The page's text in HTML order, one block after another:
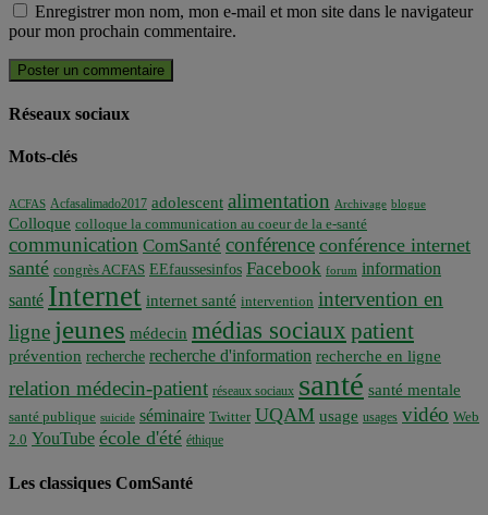
Enregistrer mon nom, mon e-mail et mon site dans le navigateur
pour mon prochain commentaire.
Réseaux sociaux
Mots-clés
ACFAS Acfasalimado2017 adolescent alimentation Archivage blogue
Colloque colloque la communication au coeur de la e-santé
communication ComSanté conférence conférence internet
santé congrès ACFAS EEfaussesinfos Facebook forum information
santé Internet internet santé intervention intervention en
ligne jeunes médecin médias sociaux patient
prévention recherche recherche d'information recherche en ligne
relation médecin-patient réseaux sociaux santé santé mentale
santé publique suicide séminaire Twitter UQAM usage usages vidéo Web
2.0 YouTube école d'été éthique
Les classiques ComSanté